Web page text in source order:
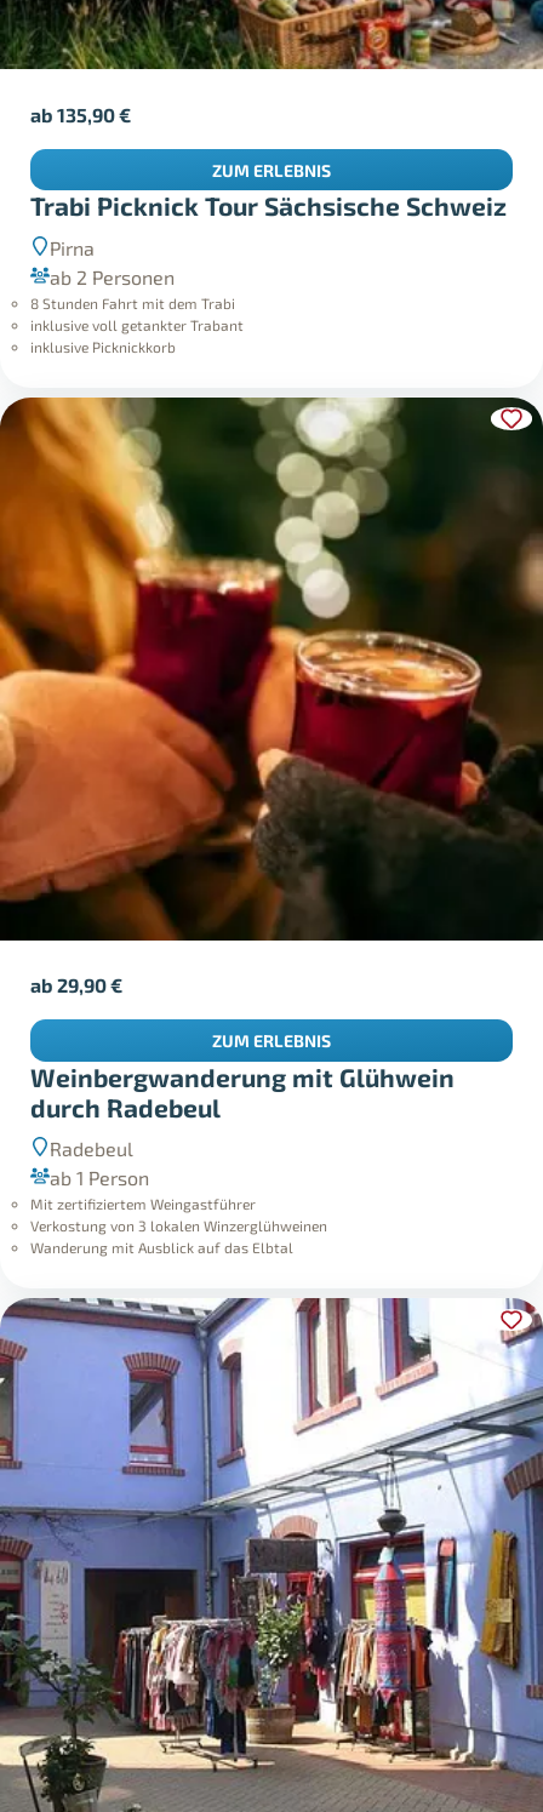
Trabi Picknick Tour Sächsische Schweiz
Pirna
ab 2 Personen
8 Stunden Fahrt mit dem Trabi
inklusive voll getankter Trabant
inklusive Picknickkorb
ab135,90€
ZUM ERLEBNIS
Weinbergwanderung mit Glühwein
durch Radebeul
Radebeul
ab 1 Person
Mit zertifiziertem Weingastführer
Verkostung von 3 lokalen Winzerglühweinen
Wanderung mit Ausblick auf das Elbtal
ab29,90€
ZUM ERLEBNIS